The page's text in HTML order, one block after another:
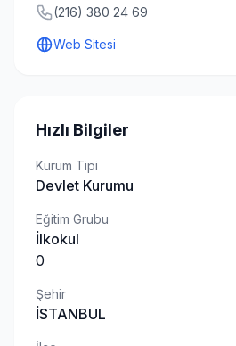
(216) 380 24 69
Web Sitesi
Hızlı Bilgiler
Kurum Tipi
Devlet Kurumu
Eğitim Grubu
İlkokul
0
Şehir
İSTANBUL